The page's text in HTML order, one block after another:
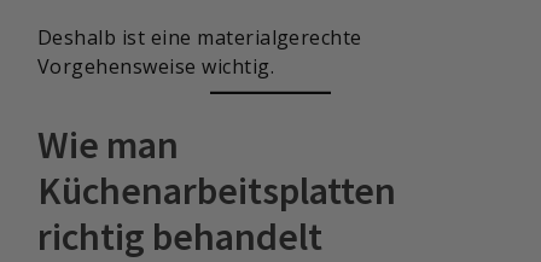
Deshalb ist eine materialgerechte
Vorgehensweise wichtig.
Wie man
Küchenarbeitsplatten
richtig behandelt